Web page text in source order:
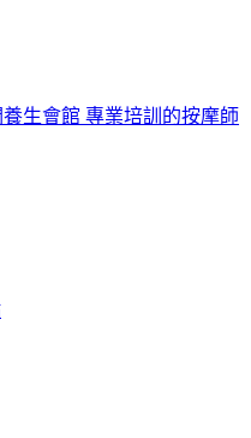
生會館 專業培訓的按摩師